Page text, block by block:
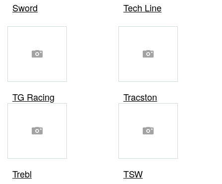
Sword Tech Line
TG Racing Tracston
Trebl TSW